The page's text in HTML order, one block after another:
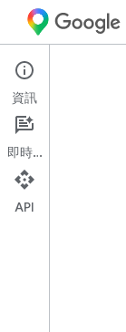
Web Services
指南
資訊
即時通訊
API